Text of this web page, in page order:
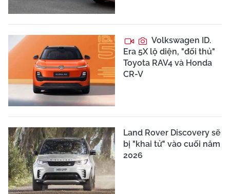
Volkswagen ID.
Era 5X lộ diện, "đối thủ"
Toyota RAV4 và Honda
CR-V
Land Rover Discovery sẽ
bị "khai tử" vào cuối năm
2026